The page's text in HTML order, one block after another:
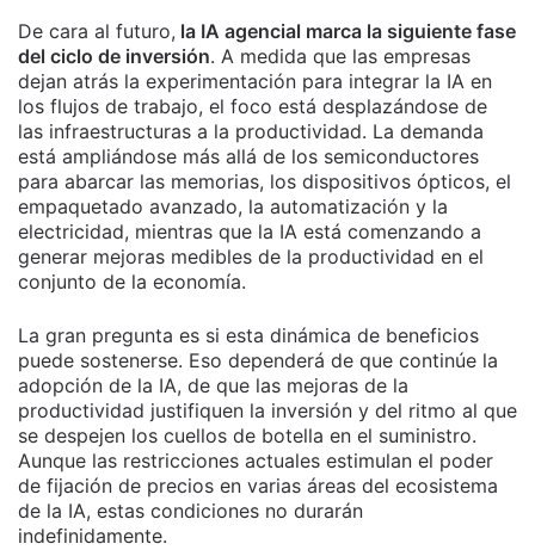
De cara al futuro, la IA agencial marca la siguiente fase
del ciclo de inversión. A medida que las empresas
dejan atrás la experimentación para integrar la IA en
los flujos de trabajo, el foco está desplazándose de
las infraestructuras a la productividad. La demanda
está ampliándose más allá de los semiconductores
para abarcar las memorias, los dispositivos ópticos, el
empaquetado avanzado, la automatización y la
electricidad, mientras que la IA está comenzando a
generar mejoras medibles de la productividad en el
conjunto de la economía.
La gran pregunta es si esta dinámica de beneficios
puede sostenerse. Eso dependerá de que continúe la
adopción de la IA, de que las mejoras de la
productividad justifiquen la inversión y del ritmo al que
se despejen los cuellos de botella en el suministro.
Aunque las restricciones actuales estimulan el poder
de fijación de precios en varias áreas del ecosistema
de la IA, estas condiciones no durarán
indefinidamente.